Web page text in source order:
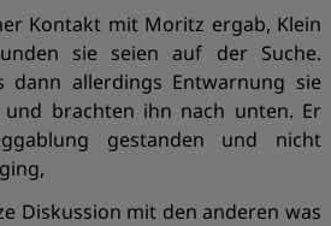
Kontakt mit Moritz ergab, Klein
sie seien auf der Suche.
dann allerdings Entwarnung sie
brachten ihn nach unten. Er
gestanden und nicht
Diskussion mit den anderen was